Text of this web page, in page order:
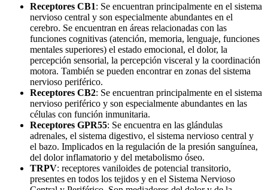
Receptores CB1: Se encuentran principalmente en el sistema
nervioso central y son especialmente abundantes en el
cerebro. Se encuentran en áreas relacionadas con las
funciones cognitivas (atención, memoria, lenguaje, funciones
mentales superiores) el estado emocional, el dolor, la
percepción sensorial, la percepción visceral y la coordinación
motora. También se pueden encontrar en zonas del sistema
nervioso periférico.
Receptores CB2: Se encuentran principalmente en el sistema
nervioso periférico y son especialmente abundantes en las
células con función inmunitaria.
Receptores GPR55: Se encuentra en las glándulas
adrenales, el sistema digestivo, el sistema nervioso central y
el bazo. Implicados en la regulación de la presión sanguínea,
del dolor inflamatorio y del metabolismo óseo.
TRPV: receptores vaniloides de potencial transitorio,
presentes en todos los tejidos y en el Sistema Nervioso